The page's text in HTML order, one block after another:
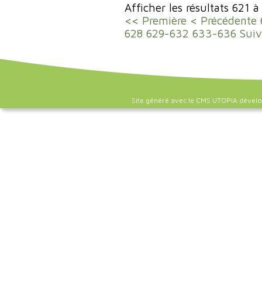
Afficher les résultats 621
<< Première < Précédente
628 629-632 633-636
Site généré avec le CMS UTOPIA